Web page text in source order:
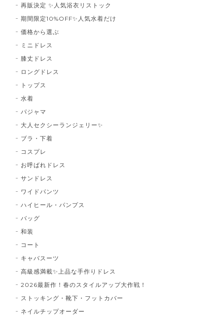
再販決定 ✨人気浴衣リストック
期間限定10%OFF✨人気水着だけ
価格から選ぶ
ミニドレス
膝丈ドレス
ロングドレス
トップス
水着
パジャマ
大人セクシーランジェリー✨
ブラ・下着
コスプレ
お呼ばれドレス
サンドレス
ワイドパンツ
ハイヒール・パンプス
バッグ
和装
コート
キャバスーツ
高級感満載✨上品な手作りドレス
2026最新作！春のスタイルアップ大作戦！
ストッキング・靴下・フットカバー
ネイルチップオーダー